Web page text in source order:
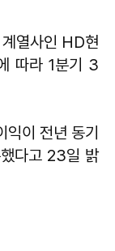
열사인 HD현
따라 1분기 3
이 전년 동기
다고 23일 밝